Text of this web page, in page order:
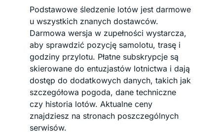
Podstawowe śledzenie lotów jest darmowe
u wszystkich znanych dostawców.
Darmowa wersja w zupełności wystarcza,
aby sprawdzić pozycję samolotu, trasę i
godziny przylotu. Płatne subskrypcje są
skierowane do entuzjastów lotnictwa i dają
dostęp do dodatkowych danych, takich jak
szczegółowa pogoda, dane techniczne
czy historia lotów. Aktualne ceny
znajdziesz na stronach poszczególnych
serwisów.